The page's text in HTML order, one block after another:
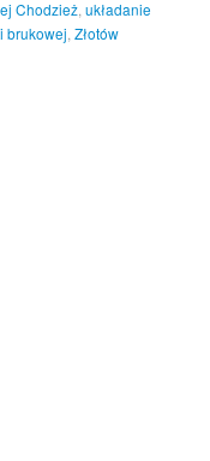
Chodzież układanie
brukowej Złotów